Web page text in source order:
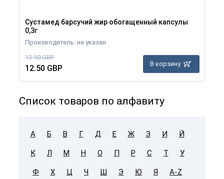
Сустамед барсучий жир обогащенный капсулы
0,3г
Производитель: не указан
13.90 GBP
12.50 GBP В корзину
Список товаров по алфавиту
А Б В Г Д Е Ж З И Й
К Л М Н О П Р С Т У
Ф Х Ц Ч Ш Э Ю Я A-Z